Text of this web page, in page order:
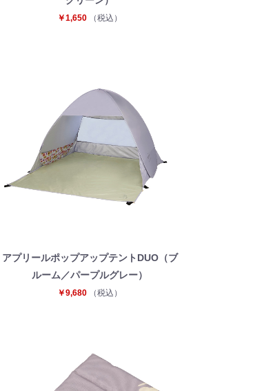
￥1,650 （税込）
アプリールポップアップテントDUO（ブ
ルーム／パープルグレー）
￥9,680 （税込）